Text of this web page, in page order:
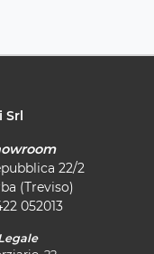
Srl
22/2
(Treviso)
052013